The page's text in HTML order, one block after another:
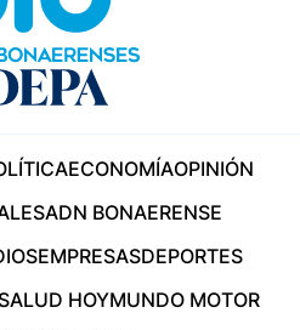
ECONOMÍAOPINIÓN
ADN BONAERENSE
EMPRESASDEPORTES
HOYMUNDO MOTOR